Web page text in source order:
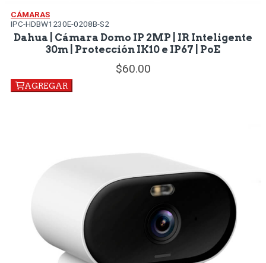
CÁMARAS
IPC-HDBW1230E-0208B-S2
Dahua | Cámara Domo IP 2MP | IR Inteligente
30m | Protección IK10 e IP67 | PoE
60.00
AGREGAR